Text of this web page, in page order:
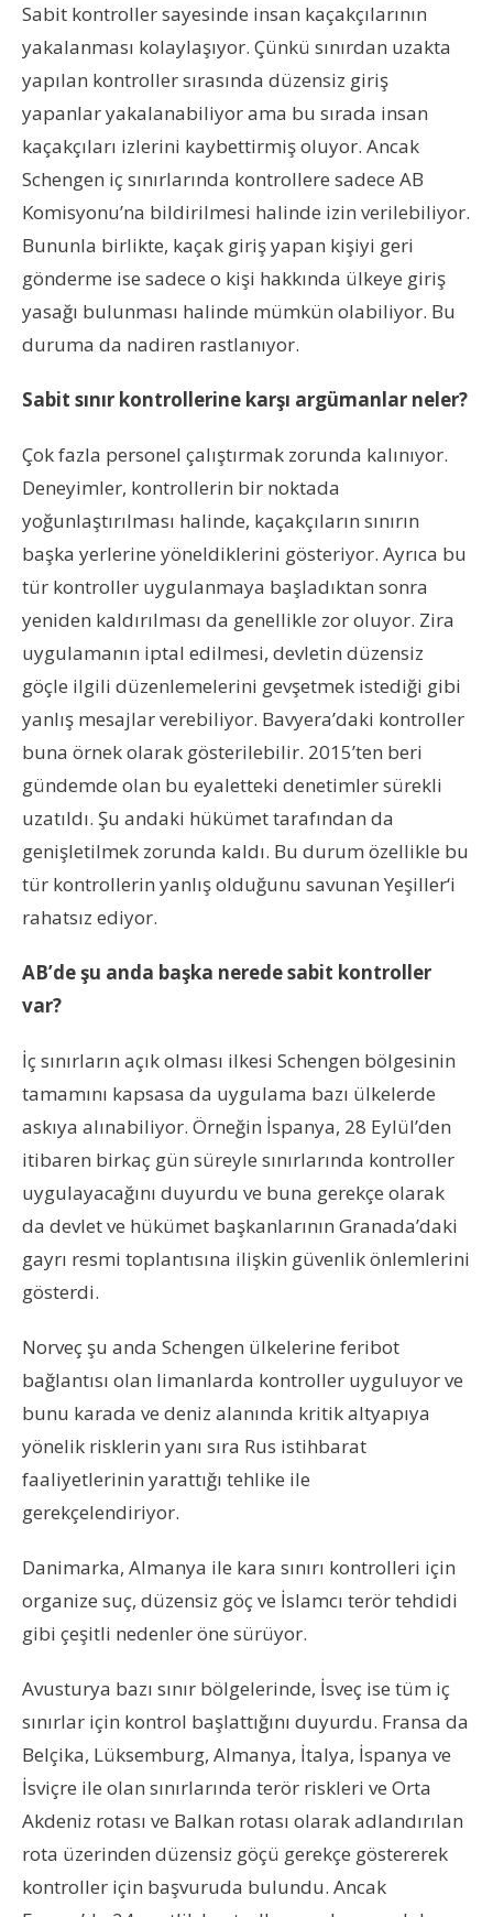
Sabit kontroller sayesinde insan kaçakçılarının
yakalanması kolaylaşıyor. Çünkü sınırdan uzakta
yapılan kontroller sırasında düzensiz giriş
yapanlar yakalanabiliyor ama bu sırada insan
kaçakçıları izlerini kaybettirmiş oluyor. Ancak
Schengen iç sınırlarında kontrollere sadece AB
Komisyonu’na bildirilmesi halinde izin verilebiliyor.
Bununla birlikte, kaçak giriş yapan kişiyi geri
gönderme ise sadece o kişi hakkında ülkeye giriş
yasağı bulunması halinde mümkün olabiliyor. Bu
duruma da nadiren rastlanıyor.
Sabit sınır kontrollerine karşı argümanlar neler?
Çok fazla personel çalıştırmak zorunda kalınıyor.
Deneyimler, kontrollerin bir noktada
yoğunlaştırılması halinde, kaçakçıların sınırın
başka yerlerine yöneldiklerini gösteriyor. Ayrıca bu
tür kontroller uygulanmaya başladıktan sonra
yeniden kaldırılması da genellikle zor oluyor. Zira
uygulamanın iptal edilmesi, devletin düzensiz
göçle ilgili düzenlemelerini gevşetmek istediği gibi
yanlış mesajlar verebiliyor. Bavyera’daki kontroller
buna örnek olarak gösterilebilir. 2015’ten beri
gündemde olan bu eyaletteki denetimler sürekli
uzatıldı. Şu andaki hükümet tarafından da
genişletilmek zorunda kaldı. Bu durum özellikle bu
tür kontrollerin yanlış olduğunu savunan Yeşiller‘i
rahatsız ediyor.
AB’de şu anda başka nerede sabit kontroller
var?
İç sınırların açık olması ilkesi Schengen bölgesinin
tamamını kapsasa da uygulama bazı ülkelerde
askıya alınabiliyor. Örneğin İspanya, 28 Eylül’den
itibaren birkaç gün süreyle sınırlarında kontroller
uygulayacağını duyurdu ve buna gerekçe olarak
da devlet ve hükümet başkanlarının Granada’daki
gayrı resmi toplantısına ilişkin güvenlik önlemlerini
gösterdi.
Norveç şu anda Schengen ülkelerine feribot
bağlantısı olan limanlarda kontroller uyguluyor ve
bunu karada ve deniz alanında kritik altyapıya
yönelik risklerin yanı sıra Rus istihbarat
faaliyetlerinin yarattığı tehlike ile
gerekçelendiriyor.
Danimarka, Almanya ile kara sınırı kontrolleri için
organize suç, düzensiz göç ve İslamcı terör tehdidi
gibi çeşitli nedenler öne sürüyor.
Avusturya bazı sınır bölgelerinde, İsveç ise tüm iç
sınırlar için kontrol başlattığını duyurdu. Fransa da
Belçika, Lüksemburg, Almanya, İtalya, İspanya ve
İsviçre ile olan sınırlarında terör riskleri ve Orta
Akdeniz rotası ve Balkan rotası olarak adlandırılan
rota üzerinden düzensiz göçü gerekçe göstererek
kontroller için başvuruda bulundu. Ancak